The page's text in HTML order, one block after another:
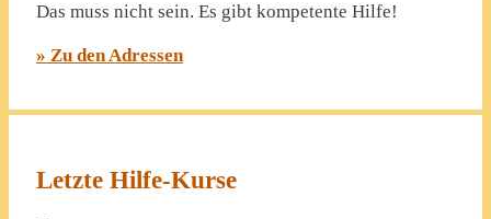
Das muss nicht sein. Es gibt kompetente Hilfe!
» Zu den Adressen
Letzte Hilfe-Kurse